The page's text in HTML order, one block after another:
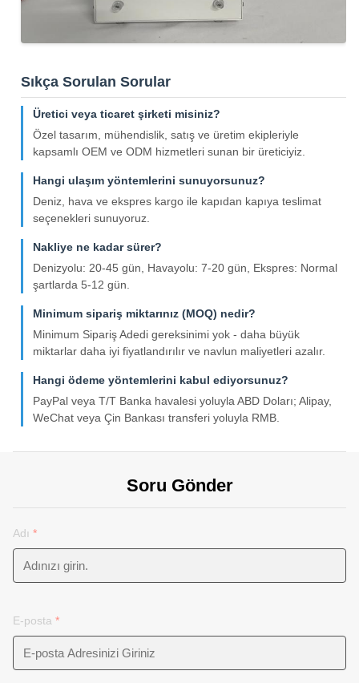
Sıkça Sorulan Sorular
Üretici veya ticaret şirketi misiniz?
Özel tasarım, mühendislik, satış ve üretim ekipleriyle
kapsamlı OEM ve ODM hizmetleri sunan bir üreticiyiz.
Hangi ulaşım yöntemlerini sunuyorsunuz?
Deniz, hava ve ekspres kargo ile kapıdan kapıya teslimat
seçenekleri sunuyoruz.
Nakliye ne kadar sürer?
Denizyolu: 20-45 gün, Havayolu: 7-20 gün, Ekspres: Normal
şartlarda 5-12 gün.
Minimum sipariş miktarınız (MOQ) nedir?
Minimum Sipariş Adedi gereksinimi yok - daha büyük
miktarlar daha iyi fiyatlandırılır ve navlun maliyetleri azalır.
Hangi ödeme yöntemlerini kabul ediyorsunuz?
PayPal veya T/T Banka havalesi yoluyla ABD Doları; Alipay,
WeChat veya Çin Bankası transferi yoluyla RMB.
Soru Gönder
Adı *
E-posta *